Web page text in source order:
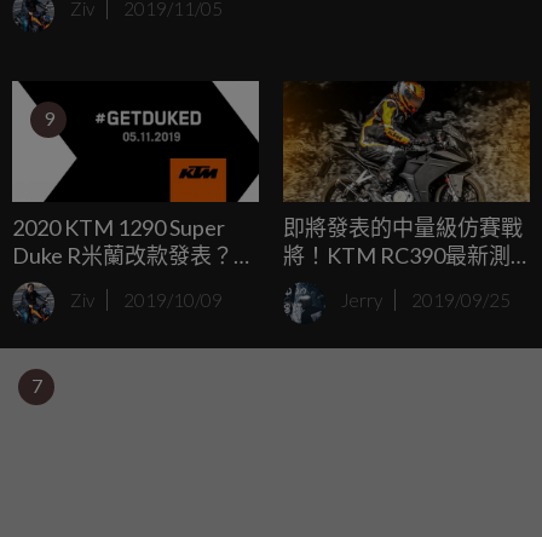
力，並且還擁有選配的快排系統，390 ADVENTURE絕對是
Ziv 2019/11/05
9
2020 KTM 1290 Super
Duke R米蘭改款發表？！
KTM最新預告片詳細分析
Ziv 2019/10/09
即將發表的中量級仿賽戰
將！KTM RC390最新測
試圖流出
Jerry 2019/09/25
7